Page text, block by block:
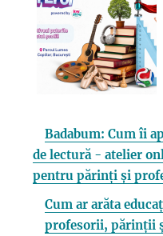
Badabum: Cum îi
de lectură - atelier
pentru părinți și
Cum ar arăta
profesorii, părinții